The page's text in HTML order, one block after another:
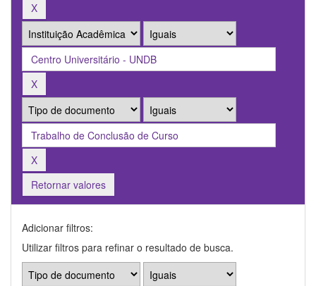
Retornar valores
Adicionar filtros:
Utilizar filtros para refinar o resultado de busca.